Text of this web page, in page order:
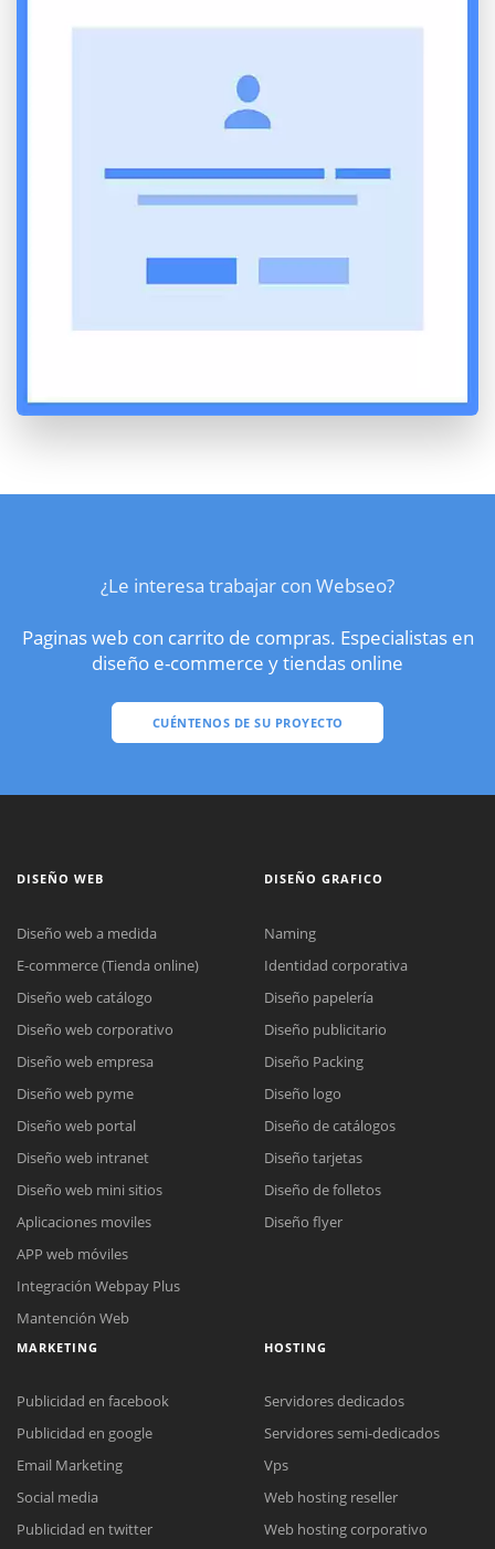
¿Le interesa trabajar con Webseo?
Paginas web con carrito de compras. Especialistas en
diseño e-commerce y tiendas online
CUÉNTENOS DE SU PROYECTO
DISEÑO WEB
Diseño web a medida
E-commerce (Tienda online)
Diseño web catálogo
Diseño web corporativo
Diseño web empresa
Diseño web pyme
Diseño web portal
Diseño web intranet
Diseño web mini sitios
Aplicaciones moviles
APP web móviles
Integración Webpay Plus
Mantención Web
DISEÑO GRAFICO
Naming
Identidad corporativa
Diseño papelería
Diseño publicitario
Diseño Packing
Diseño logo
Diseño de catálogos
Diseño tarjetas
Diseño de folletos
Diseño flyer
MARKETING
Publicidad en facebook
Publicidad en google
Email Marketing
Social media
Publicidad en twitter
HOSTING
Servidores dedicados
Servidores semi-dedicados
Vps
Web hosting reseller
Web hosting corporativo